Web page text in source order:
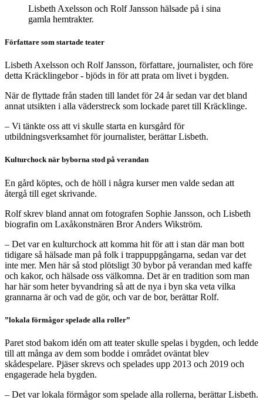
Lisbeth Axelsson och Rolf Jansson hälsade på i sina
gamla hemtrakter.
Författare som startade teater
Lisbeth Axelsson och Rolf Jansson, författare, journalister, och före
detta Kräcklingebor - bjöds in för att prata om livet i bygden.
När de flyttade från staden till landet för 24 år sedan var det bland
annat utsikten i alla väderstreck som lockade paret till Kräcklinge.
– Vi tänkte oss att vi skulle starta en kursgård för
utbildningsverksamhet för journalister, berättar Lisbeth.
Kulturchock när byborna stod på verandan
En gård köptes, och de höll i några kurser men valde sedan att
återgå till eget skrivande.
Rolf skrev bland annat om fotografen Sophie Jansson, och Lisbeth
biografin om Laxåkonstnären Bror Anders Wikström.
– Det var en kulturchock att komma hit för att i stan där man bott
tidigare så hälsade man på folk i trappuppgångarna, sedan var det
inte mer. Men här så stod plötsligt 30 bybor på verandan med kaffe
och kakor, och hälsade oss välkomna. Det är en tradition som man
har här som heter byvandring så att de nya i byn ska veta vilka
grannarna är och vad de gör, och var de bor, berättar Rolf.
”lokala förmågor spelade alla roller”
Paret stod bakom idén om att teater skulle spelas i bygden, och ledde
till att många av dem som bodde i området oväntat blev
skådespelare. Pjäser skrevs och spelades upp 2013 och 2019 och
engagerade hela bygden.
– Det var lokala förmågor som spelade alla rollerna, berättar Lisbeth.